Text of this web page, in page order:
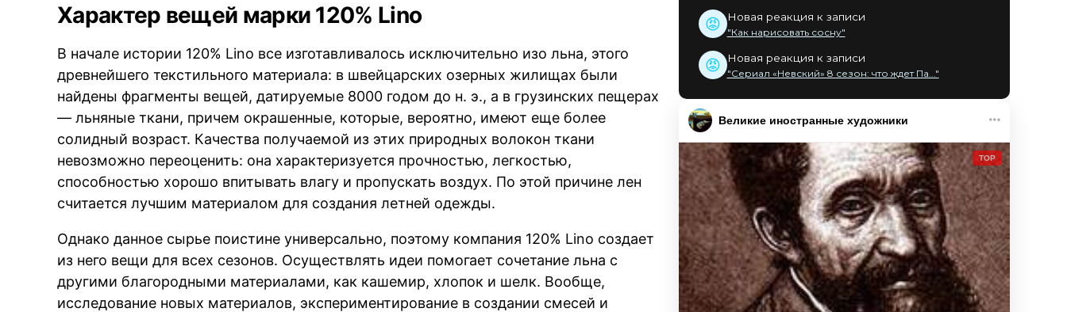
Характер вещей марки 120% Lino
В начале истории 120% Lino все изготавливалось исключительно изо льна, этого
древнейшего текстильного материала: в швейцарских озерных жилищах были
найдены фрагменты вещей, датируемые 8000 годом до н. э., а в грузинских пещерах
— льняные ткани, причем окрашенные, которые, вероятно, имеют еще более
солидный возраст. Качества получаемой из этих природных волокон ткани
невозможно переоценить: она характеризуется прочностью, легкостью,
способностью хорошо впитывать влагу и пропускать воздух. По этой причине лен
считается лучшим материалом для создания летней одежды.
Однако данное сырье поистине универсально, поэтому компания 120% Lino создает
из него вещи для всех сезонов. Осуществлять идеи помогает сочетание льна с
другими благородными материалами, как кашемир, хлопок и шелк. Вообще,
исследование новых материалов, экспериментирование в создании смесей и
😡 Новая реакция к записи
"Как нарисовать сосну"
😡 Новая реакция к записи
"Сериал «Невский» 8 сезон: что ждет Па..."
Великие иностранные художники
TOP